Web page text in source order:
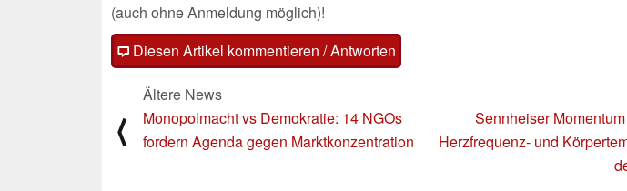
(auch ohne Anmeldung möglich)!
Diesen Artikel kommentieren / Antworten
⟨
Ältere News
Monopolmacht vs Demokratie: 14 NGOs
fordern Agenda gegen Marktkonzentration
Sennheiser
Herzfrequenz- und